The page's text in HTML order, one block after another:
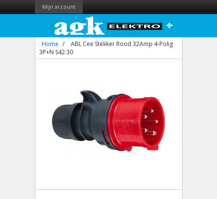
Mijn account
+
Home /
ABL Cee Stekker Rood 32Amp 4-Polig
3P+N S42.30